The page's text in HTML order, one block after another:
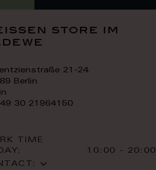
store im
21-24
Berlin
30 21964150
TIME
10:00 - 20:00